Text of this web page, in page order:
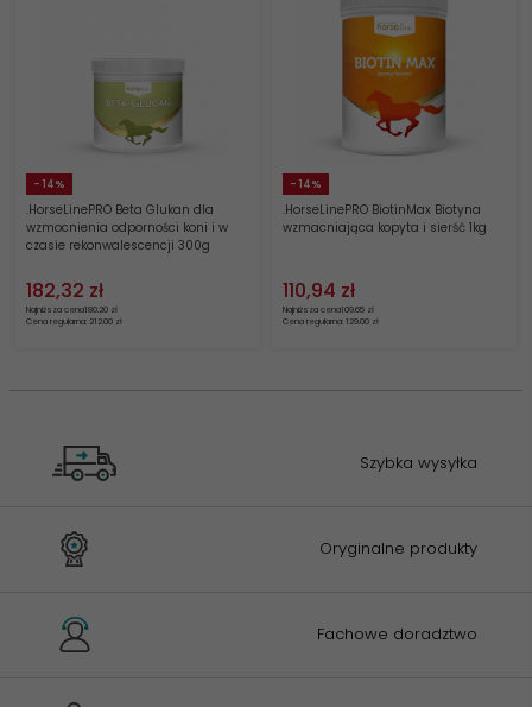
- 14%
.HorseLinePRO Beta Glukan dla
wzmocnienia odporności koni i w
czasie rekonwalescencji 300g
182,32 zł
Najniższa cena180.20 zł
Cena regularna: 212.00 zł
- 14%
.HorseLinePRO BiotinMax Biotyna
wzmacniająca kopyta i sierść 1kg
110,94 zł
Najniższa cena109.65 zł
Cena regularna: 129.00 zł
Szybka wysyłka
Oryginalne produkty
Fachowe doradztwo